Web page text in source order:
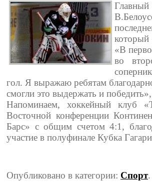
«В
во
гол. Я выражаю ребятам
смогли это выдержать и
Напоминаем, хоккейный клуб
Восточной конференции
Барс» с общим счетом 4:1,
участие в полуфинале Кубка
Опубликовано в категории: Спорт